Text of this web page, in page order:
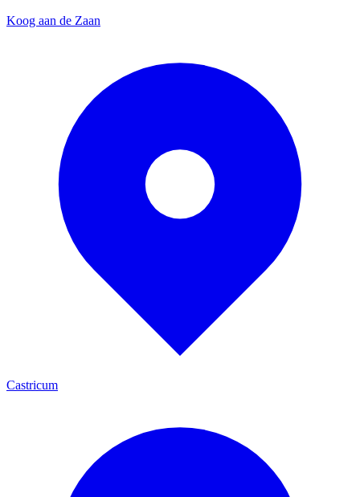
Koog aan de Zaan
Castricum